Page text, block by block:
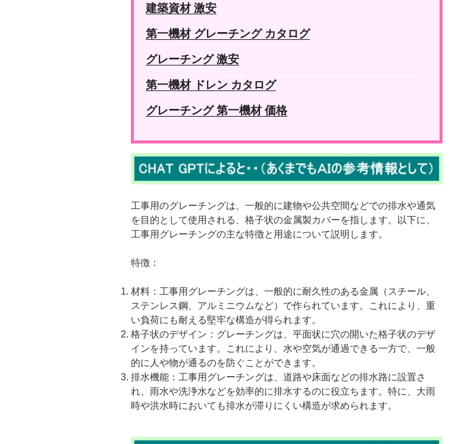
建築資材 激安
第一機材 グレーチング カタログ
グレーチング 激安
第一機材 ドレン カタログ
グレーチング 第一機材 価格
工事用のグレーチングは、一般的に建物や公共空間などでの排水や通気
を目的として使用される、格子状の金属製カバーを指します。以下に、
工事用グレーチングの主な特徴と用途について説明します。
特徴：
材料：工事用グレーチングは、一般的に耐久性のある金属（スチール、
ステンレス鋼、アルミニウムなど）で作られています。これにより、重
い負荷にも耐える堅牢な構造が得られます。
格子状のデザイン：グレーチングは、平面状に穴の開いた格子状のデザ
インを持っています。これにより、水や空気が通過できる一方で、一般
的に人や物が通るのを防ぐことができます。
排水機能：工事用グレーチングは、道路や床面などの排水路に設置さ
れ、雨水や洗浄水などを効率的に排水するのに役立ちます。特に、大雨
時や洪水時においても排水が滞りにくい構造が求められます。